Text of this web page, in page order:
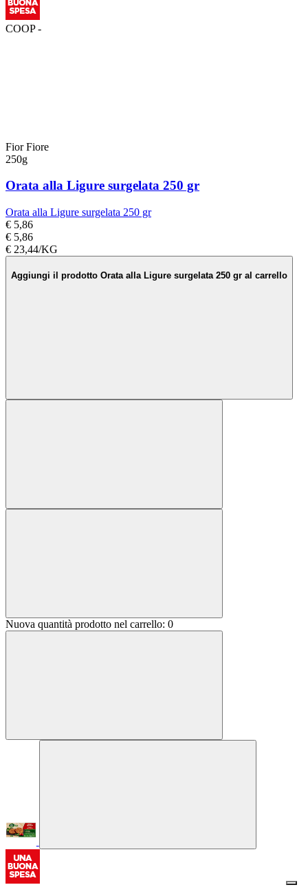
COOP -
Fior Fiore
250g
Orata alla Ligure surgelata 250 gr
Orata alla Ligure surgelata 250 gr
€ 5,86
€ 5,86
€ 23,44/KG
Aggiungi il prodotto Orata alla Ligure surgelata 250 gr al carrello
Nuova quantità prodotto nel carrello: 0